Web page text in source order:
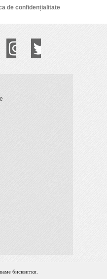
de confidențialitate
Rights Reserved.
бисквитки.